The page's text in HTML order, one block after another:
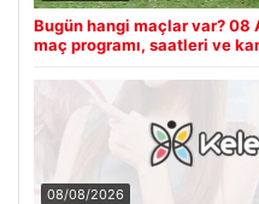
Bugün hangi maçlar var? 08
maç programı, saatleri ve
08/08/2026